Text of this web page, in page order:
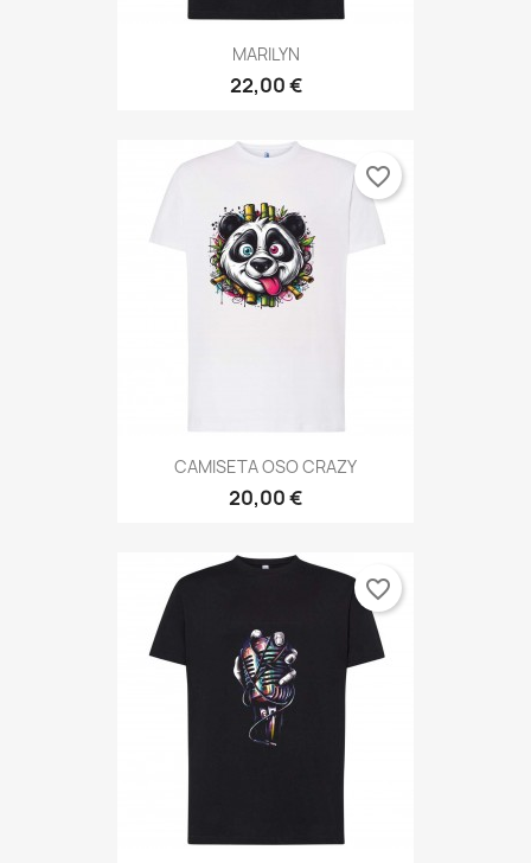
MARILYN
22,00 €
CAMISETA OSO CRAZY
20,00 €
favorite_border
favorite_border